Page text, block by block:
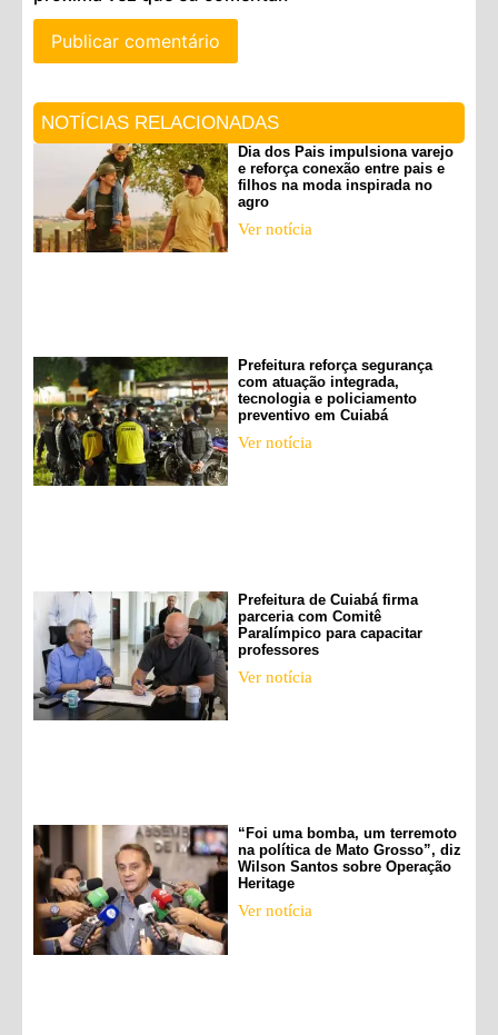
NOTÍCIAS RELACIONADAS
Dia dos Pais impulsiona varejo
e reforça conexão entre pais e
filhos na moda inspirada no
agro
Ver notícia
Prefeitura reforça segurança
com atuação integrada,
tecnologia e policiamento
preventivo em Cuiabá
Ver notícia
Prefeitura de Cuiabá firma
parceria com Comitê
Paralímpico para capacitar
professores
Ver notícia
“Foi uma bomba, um terremoto
na política de Mato Grosso”, diz
Wilson Santos sobre Operação
Heritage
Ver notícia